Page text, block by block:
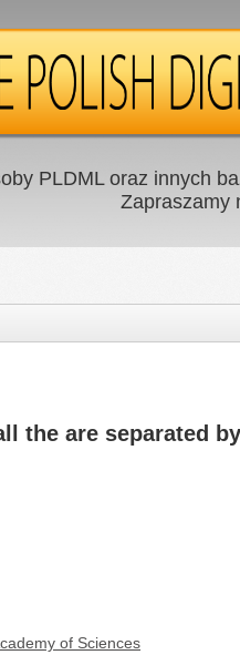
PLDML oraz innych
Zapraszamy
the are separated
of Sciences